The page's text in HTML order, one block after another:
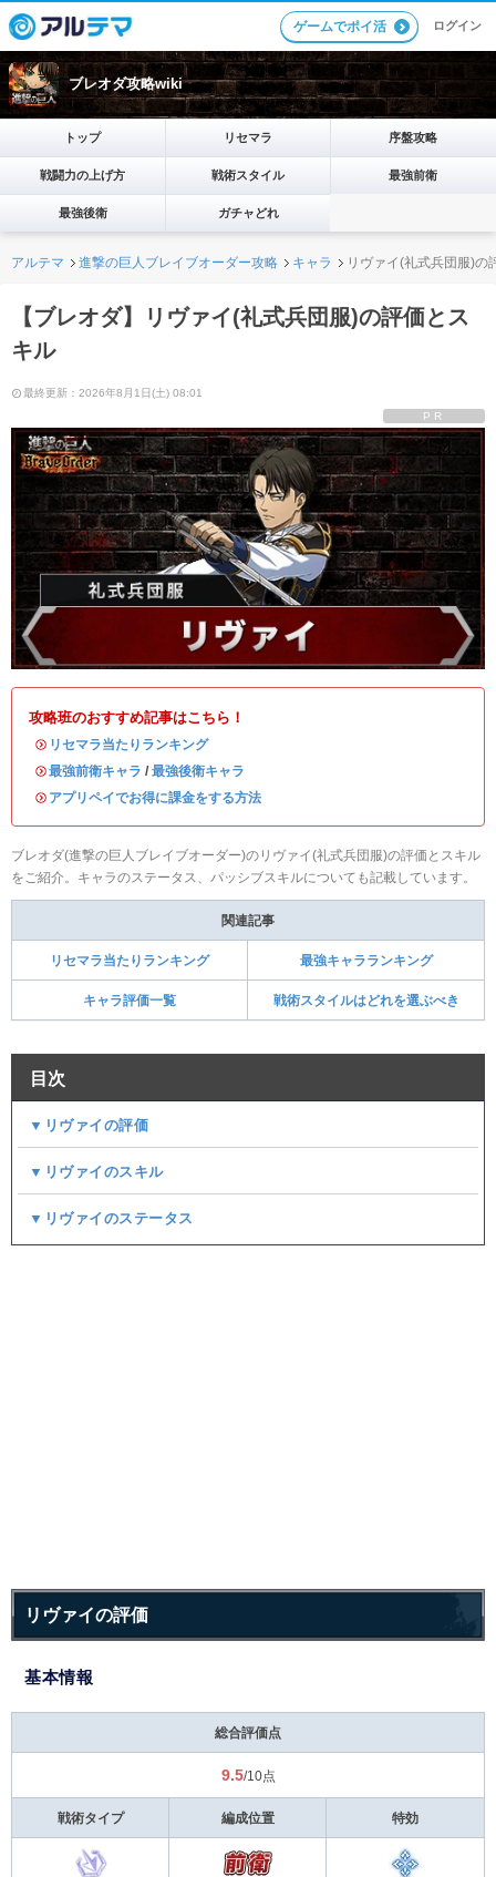
ゲームでポイ活 ログイン
ブレオダ攻略wiki
トップ リセマラ 序盤攻略
戦闘力の上げ方 戦術スタイル 最強前衛
最強後衛 ガチャどれ
アルテマ 進撃の巨人ブレイブオーダー攻略 キャラ リヴァイ(礼式兵団服)の
【ブレオダ】リヴァイ(礼式兵団服)の評価とス
キル
最終更新：2026年8月1日(土) 08:01
PR
攻略班のおすすめ記事はこちら！
・ リセマラ当たりランキング
・最強前衛キャラ / 最強後衛キャラ
・ アプリペイでお得に課金をする方法
ブレオダ(進撃の巨人ブレイブオーダー)のリヴァイ(礼式兵団服)の評価とスキル
をご紹介。キャラのステータス、パッシブスキルについても記載しています。
関連記事
リセマラ当たりランキング 最強キャラランキング
キャラ評価一覧 戦術スタイルはどれを選ぶべき
目次
▼リヴァイの評価
▼リヴァイのスキル
▼リヴァイのステータス
リヴァイの評価
基本情報
総合評価点
9.5/10点
戦術タイプ 編成位置 特効